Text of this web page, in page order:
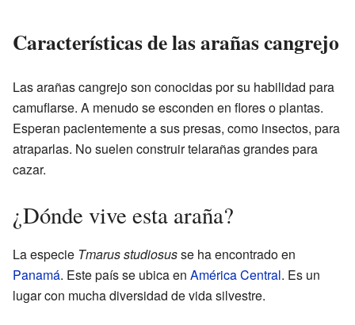
Características de las arañas cangrejo
Las arañas cangrejo son conocidas por su habilidad para
camuflarse. A menudo se esconden en flores o plantas.
Esperan pacientemente a sus presas, como insectos, para
atraparlas. No suelen construir telarañas grandes para
cazar.
¿Dónde vive esta araña?
La especie Tmarus studiosusse ha encontrado en
Panamá. Este país se ubica en América Central. Es un
lugar con mucha diversidad de vida silvestre.